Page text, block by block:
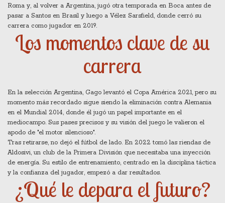
Roma y, al volver a Argentina, jugó otra temporada en Boca antes de
pasar a Santos en Brasil y luego a Vélez Sarsfield, donde cerró su
carrera como jugador en 2019.
Los momentos clave de su
carrera
En la selección Argentina, Gago levantó el Copa América 2021, pero su
momento más recordado sigue siendo la eliminación contra Alemania
en el Mundial 2014, donde él jugó un papel importante en el
mediocampo. Sus pases precisos y su visión del juego le valieron el
apodo de "el motor silencioso".
Tras retirarse, no dejó el fútbol de lado. En 2022 tomó las riendas de
Aldosivi, un club de la Primera División que necesitaba una inyección
de energía. Su estilo de entrenamiento, centrado en la disciplina táctica
y la confianza del jugador, empezó a dar resultados.
¿Qué le depara el futuro?